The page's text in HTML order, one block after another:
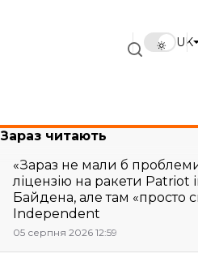
UK
Зараз читають
«Зараз не мали б
ліцензію на ракети Patriot
Байдена, але там «просто
Independent
05 серпня 2026 12:59